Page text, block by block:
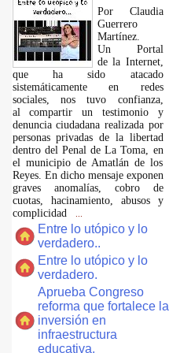
Por Claudia
Guerrero
Martínez.
​Un Portal
de la Internet,
que ha sido atacado
sistemáticamente en redes
sociales, nos tuvo confianza,
al compartir un testimonio y
denuncia ciudadana realizada por
personas privadas de la libertad
dentro del Penal de La Toma, en
el municipio de Amatlán de los
Reyes. En dicho mensaje exponen
graves anomalías, cobro de
cuotas, hacinamiento, abusos y
complicidad
Entre lo utópico y lo
verdadero..
Entre lo utópico y lo
verdadero.
Aprueba Congreso
reforma que fortalece la
inversión en
infraestructura
educativa.